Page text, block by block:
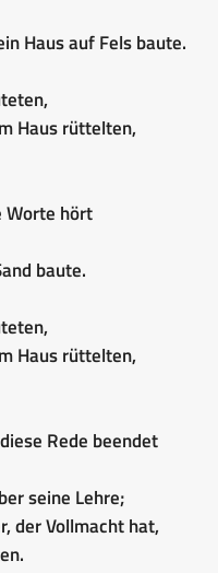
Haus auf Fels baute.
Haus rüttelten,
Worte hört
baute.
Haus rüttelten,
Rede beendet
seine Lehre;
der Vollmacht hat,